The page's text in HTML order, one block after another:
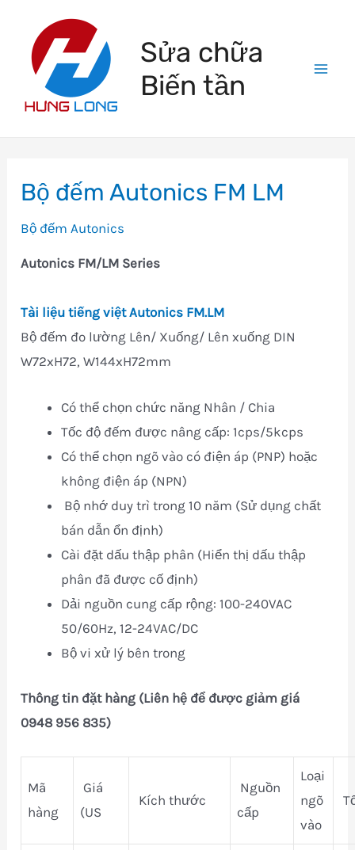
content
Sửa chữa
Biến tần
Bộ đếm Autonics FM LM
Bộ đếm Autonics
Autonics FM/LM Series
Tài liệu tiếng việt Autonics FM.LM
Bộ đếm đo lường Lên/ Xuống/ Lên xuống DIN
W72xH72, W144xH72mm
Có thể chọn chức năng Nhân / Chia
Tốc độ đếm được nâng cấp: 1cps/5kcps
Có thể chọn ngõ vào có điện áp (PNP) hoặc
không điện áp (NPN)
Bộ nhớ duy trì trong 10 năm (Sử dụng chất
bán dẫn ổn định)
Cài đặt dấu thập phân (Hiển thị dấu thập
phân đã được cố định)
Dải nguồn cung cấp rộng: 100-240VAC
50/60Hz, 12-24VAC/DC
Bộ vi xử lý bên trong
Thông tin đặt hàng (Liên hệ để được giảm giá
0948 956 835)
Mã
hàng
Giá
(US
Kích thước
Nguồn
cấp
Loại
ngõ
vào